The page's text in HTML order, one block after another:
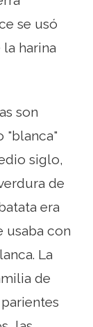
se usó
harina
son
"blanca"
siglo,
de
era
usaba con
La
de